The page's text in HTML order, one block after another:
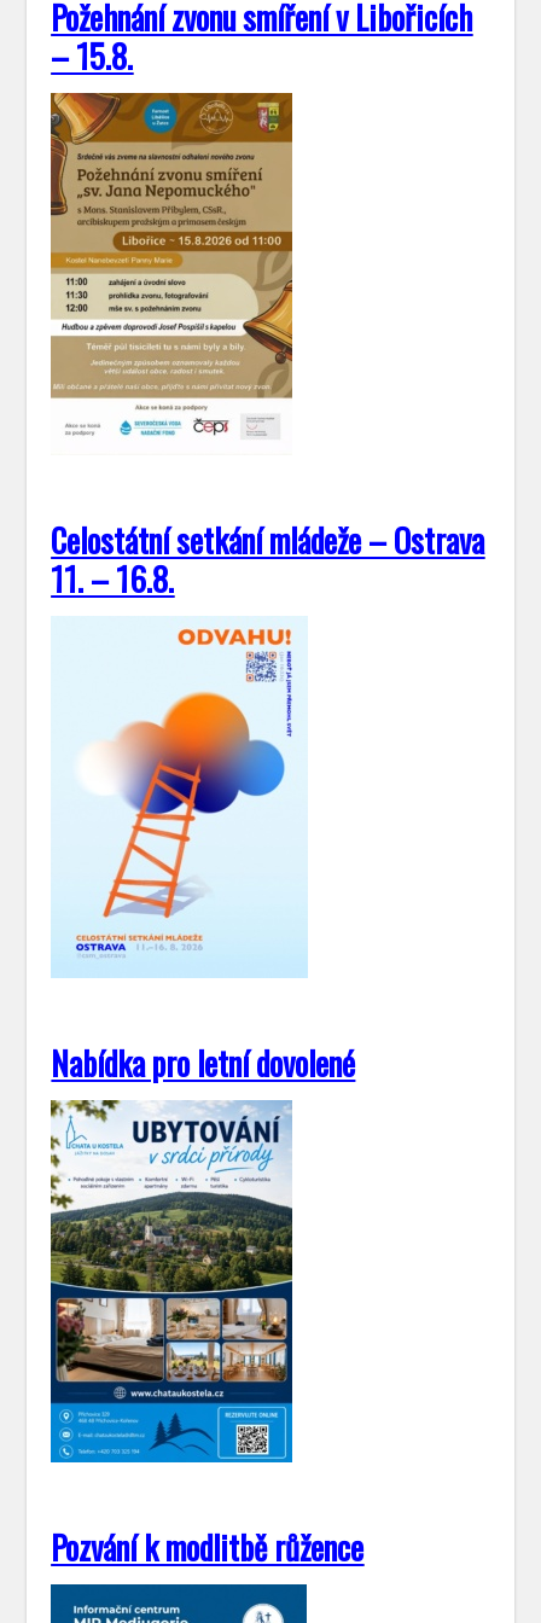
Požehnání zvonu smíření v Libořicích
– 15.8.
Celostátní setkání mládeže – Ostrava
11. – 16.8.
Nabídka pro letní dovolené
Pozvání k modlitbě růžence